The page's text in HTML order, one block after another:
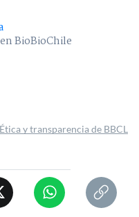
BioBioChile
Ética y transparencia de BBCL